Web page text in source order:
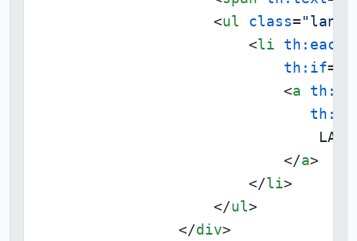
<ul class=
<li th:each
th:if=
<a
                                LANG
</a>
</li>
</ul>
</div>